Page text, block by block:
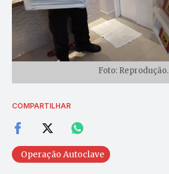
Foto: Reprodução.
COMPARTILHAR
Operação Autoclave